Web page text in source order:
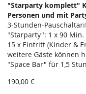
"Starparty komplett"
Personen und mit
3-Stunden-
"Starparty": 1 x 90
15 x Eintritt (Kinder &
weitere Gäste können
"Space Bar" für 1,5
190,00 €